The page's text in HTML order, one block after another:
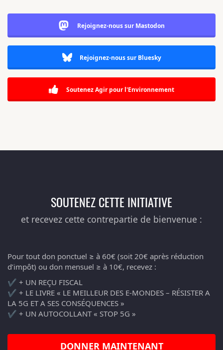
Rejoignez-nous sur Mastodon
Rejoignez-nous sur Bluesky
Soutenez Agir pour l'Environnement
SOUTENEZ CETTE INITIATIVE
et recevez cette contrepartie de bienvenue :
Pour tout don ponctuel ≥ à 60€ (soit 20€ après réduction
d’impôt) ou don mensuel ≥ à 10€, recevez :
✔️ + UN REÇU FISCAL
✔️ + LE LIVRE « LE MEILLEUR DES E-MONDES – RÉSISTER A
LA 5G ET A SES CONSÉQUENCES »
✔️ + UN AUTOCOLLANT « STOP 5G »
DONNER MAINTENANT